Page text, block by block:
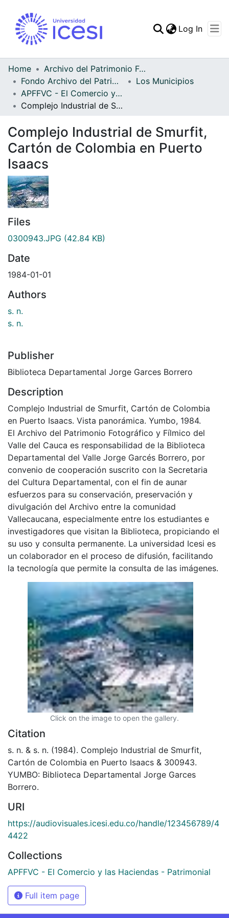
Statistics
Log In
Home
Archivo del Patrimonio Fotográfico y Fílmico del Valle del Cauca
Fondo Archivo del Patrimonio Fotográfico y Fílmico del Valle del Cauca
Los Municipios
APFFVC - El Comercio y las Haciendas - Patrimonial
Complejo Industrial de Smurfit, Cartón de Colombia en Puerto Isaacs
Complejo Industrial de Smurfit,
Cartón de Colombia en Puerto
Isaacs
Files
0300943.JPG (42.84 KB)
Date
1984-01-01
Authors
s. n.
s. n.
Publisher
Biblioteca Departamental Jorge Garces Borrero
Description
Complejo Industrial de Smurfit, Cartón de Colombia
en Puerto Isaacs. Vista panorámica. Yumbo, 1984.
El Archivo del Patrimonio Fotográfico y Fílmico del
Valle del Cauca es responsabilidad de la Biblioteca
Departamental del Valle Jorge Garcés Borrero, por
convenio de cooperación suscrito con la Secretaria
del Cultura Departamental, con el fin de aunar
esfuerzos para su conservación, preservación y
divulgación del Archivo entre la comunidad
Vallecaucana, especialmente entre los estudiantes e
investigadores que visitan la Biblioteca, propiciando el
su uso y consulta permanente. La universidad Icesi es
un colaborador en el proceso de difusión, facilitando
la tecnología que permite la consulta de las imágenes.
Click on the image to open the gallery.
Citation
s. n. & s. n. (1984). Complejo Industrial de Smurfit,
Cartón de Colombia en Puerto Isaacs & 300943.
YUMBO: Biblioteca Departamental Jorge Garces
Borrero.
URI
https://audiovisuales.icesi.edu.co/handle/123456789/4
4422
Collections
APFFVC - El Comercio y las Haciendas - Patrimonial
Full item page